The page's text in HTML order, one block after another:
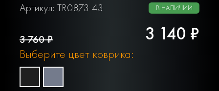
Артикул: TR0873-43 В НАЛИЧИИ
3 760 ₽ 3 140 ₽
Выберите цвет коврика: